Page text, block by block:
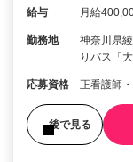
給与 月給
勤務地
神奈川県
りバス「
応募資格 正看護師
後で見る